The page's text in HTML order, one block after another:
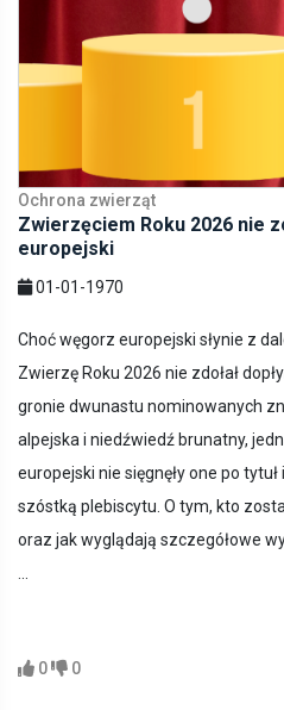
Ochrona zwierząt
Zwierzęciem Roku 2026 nie
europejski
01-01-1970
Choć węgorz europejski słynie z
Zwierzę Roku 2026 nie zdołał
gronie dwunastu nominowanych
alpejska i niedźwiedź brunatny,
europejski nie sięgnęły one po
szóstką plebiscytu. O tym, kto
oraz jak wyglądają szczegółowe
0
0